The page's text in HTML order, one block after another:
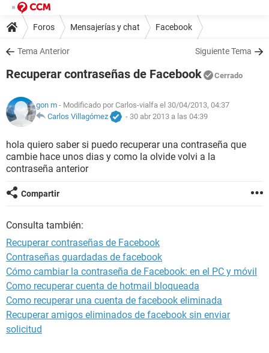
Foros Mensajerías y chat Facebook
Tema Anterior Siguiente Tema
Recuperar contraseñas de Facebook Cerrado
gon m - Modificado por Carlos-vialfa el 30/04/2013, 04:37
Carlos Villagómez
- 30 abr 2013 a las 04:39
hola quiero saber si puedo recuperar una contraseña que
cambie hace unos dias y como la olvide volvi a la
contraseña anterior
Compartir
Consulta también:
Recuperar contraseñas de Facebook
Contraseñas guardadas de facebook
Cómo cambiar la contraseña de Facebook: en el PC y móvil
Como recuperar cuenta de hotmail bloqueada
Como recuperar una cuenta de facebook eliminada
Recuperar amigos eliminados de facebook sin enviar
solicitud